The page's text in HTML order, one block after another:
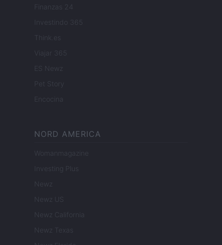
Finanzas 24
Investindo 365
Think.es
Viajar 365
ES Newz
Pet Story
Encocina
NORD AMERICA
Womanmagazine
Investing Plus
Newz
Newz US
Newz California
Newz Texas